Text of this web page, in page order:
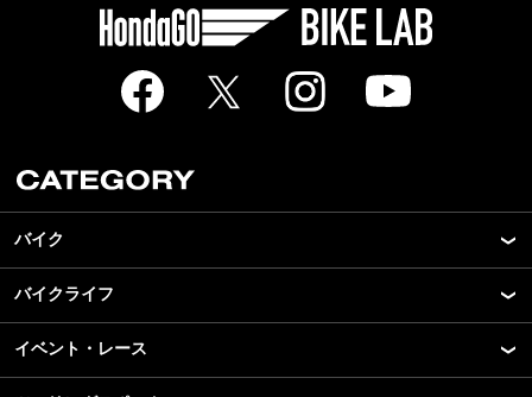
バイク
New Model Show
モデル情報
カスタマイズパーツ
バイクライフ
アプリ
イベント・レース